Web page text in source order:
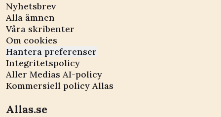
Nyhetsbrev
Alla ämnen
Våra skribenter
Om cookies
Hantera preferenser
Integritetspolicy
Aller Medias AI-policy
Kommersiell policy Allas
Allas.se